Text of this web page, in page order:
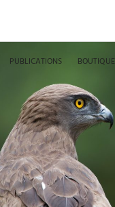
PUBLICATIONS BOUTIQUE